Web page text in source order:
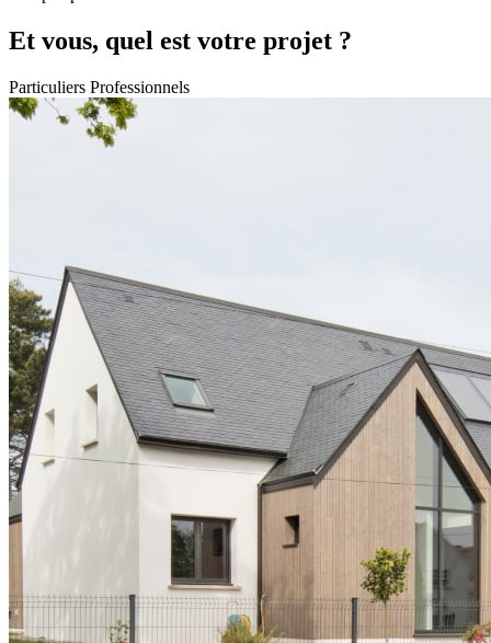
Et vous, quel est votre projet ?
Particuliers Professionnels